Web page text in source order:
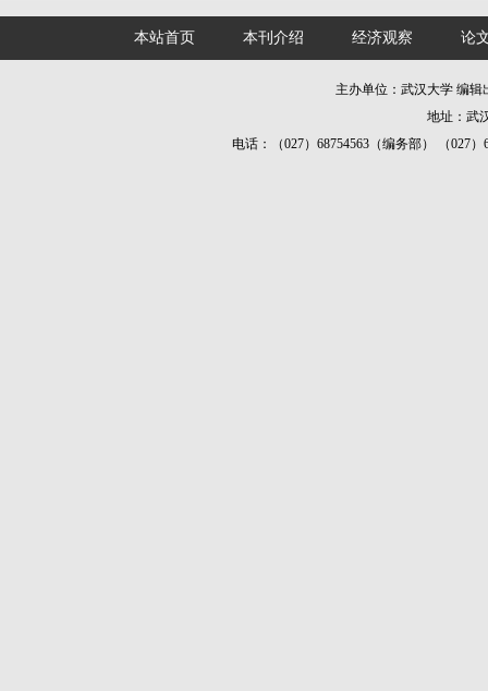
本站首页 本刊介绍 经济观察 论
主办单位：武汉大学 编
地址：武
电话：（027）68754563（编务部） （027